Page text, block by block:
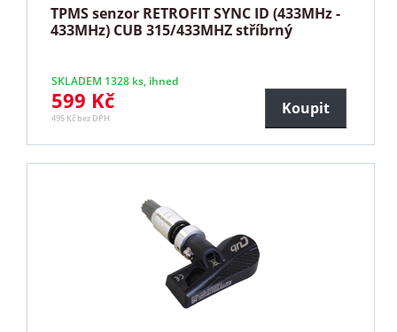
TPMS senzor RETROFIT SYNC ID (433MHz -
433MHz) CUB 315/433MHZ stříbrný
SKLADEM 1328 ks, ihned
599 Kč
495 Kč bez DPH
Koupit